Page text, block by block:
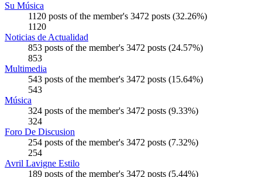
Su Música
1120 posts of the member's 3472 posts (32.26%)
1120
Noticias de Actualidad
853 posts of the member's 3472 posts (24.57%)
853
Multimedia
543 posts of the member's 3472 posts (15.64%)
543
Música
324 posts of the member's 3472 posts (9.33%)
324
Foro De Discusion
254 posts of the member's 3472 posts (7.32%)
254
Avril Lavigne Estilo
189 posts of the member's 3472 posts (5.44%)